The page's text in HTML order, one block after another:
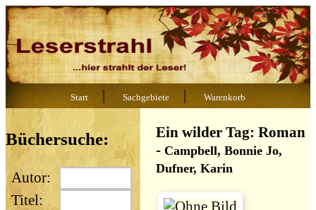
Start | Sachgebiete | Warenkorb
Büchersuche:
Autor:
Titel:
Ein wilder Tag: Roman
-Campbell, Bonnie Jo,
Dufner, Karin